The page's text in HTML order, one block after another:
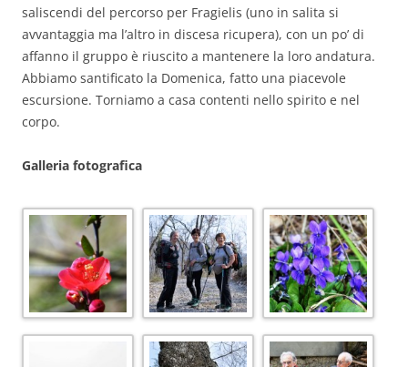
saliscendi del percorso per Fragielis (uno in salita si
avvantaggia ma l’altro in discesa ricupera), con un po’ di
affanno il gruppo è riuscito a mantenere la loro andatura.
Abbiamo santificato la Domenica, fatto una piacevole
escursione. Torniamo a casa contenti nello spirito e nel
corpo.
Galleria fotografica